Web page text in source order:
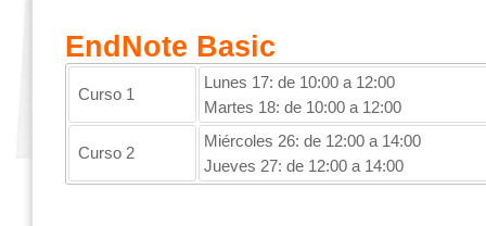
EndNote Basic
Curso 1
Lunes 17: de 10:00 a 12:00
Martes 18: de 10:00 a 12:00
Curso 2
Miércoles 26: de 12:00 a 14:00
Jueves 27: de 12:00 a 14:00